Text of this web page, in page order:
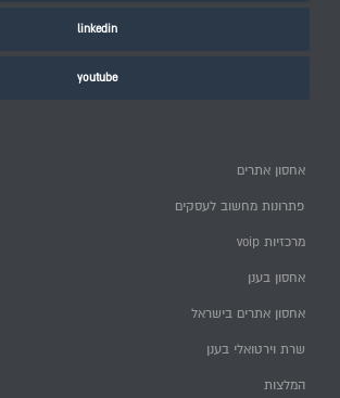
linkedin
youtube
אחסון אתרים
פתרונות מחשוב לעסקים
מרכזיות voip
אחסון בענן
אחסון אתרים בישראל
שרת וירטואלי בענן
המלצות